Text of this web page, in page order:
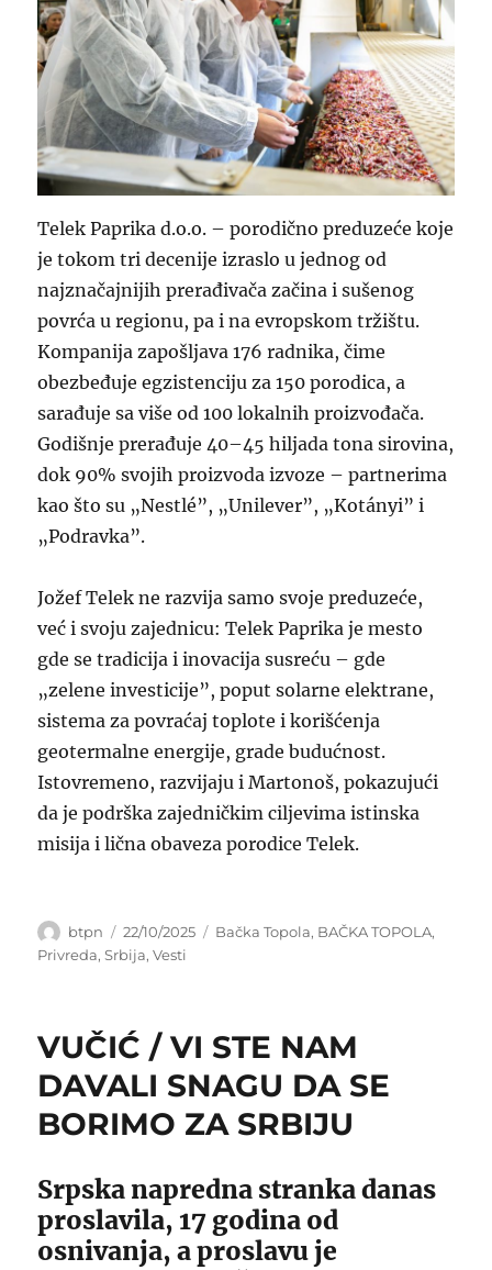
Telek Paprika d.o.o. – porodično preduzeće koje
je tokom tri decenije izraslo u jednog od
najznačajnijih prerađivača začina i sušenog
povrća u regionu, pa i na evropskom tržištu.
Kompanija zapošljava 176 radnika, čime
obezbeđuje egzistenciju za 150 porodica, a
sarađuje sa više od 100 lokalnih proizvođača.
Godišnje prerađuje 40–45 hiljada tona sirovina,
dok 90% svojih proizvoda izvoze – partnerima
kao što su „Nestlé”, „Unilever”, „Kotányi” i
„Podravka”.
Jožef Telek ne razvija samo svoje preduzeće,
već i svoju zajednicu: Telek Paprika je mesto
gde se tradicija i inovacija susreću – gde
„zelene investicije”, poput solarne elektrane,
sistema za povraćaj toplote i korišćenja
geotermalne energije, grade budućnost.
Istovremeno, razvijaju i Martonoš, pokazujući
da je podrška zajedničkim ciljevima istinska
misija i lična obaveza porodice Telek.
Author
btpn
Posted
on
22/10/2025 Categories
Bačka Topola, BAČKA TOPOLA,
Privreda,Srbija,Vesti
VUČIĆ / VI STE NAM
DAVALI SNAGU DA SE
BORIMO ZA SRBIJU
Srpska napredna stranka danas
proslavila, 17 godina od
osnivanja, a proslavu je